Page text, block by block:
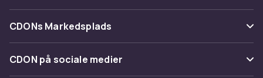
Tilbagekaldelser
Maerke
Om os
Kundeanmeldelser
Arbejd på CDON
CDONs Markedsplads
Merchant Help Center
CDON på sociale medier